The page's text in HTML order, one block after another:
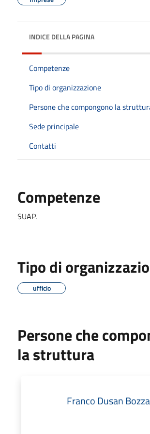
INDICE DELLA PAGINA
Competenze
Tipo di organizzazione
Persone che compongono la
Sede principale
Contatti
Competenze
SUAP.
Tipo di
ufficio
Persone che
la struttura
Franco Dusan Bozza